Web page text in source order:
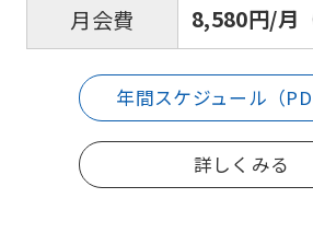
月会費
8,580円/月
年間スケジュール（
詳しくみる
before
using
the